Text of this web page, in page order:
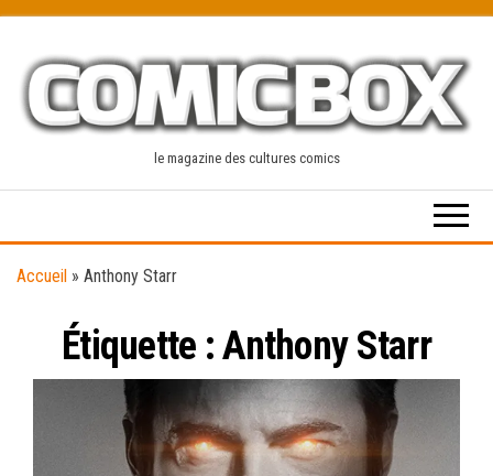
content
le magazine des cultures comics
Accueil » Anthony Starr
Étiquette :Anthony Starr